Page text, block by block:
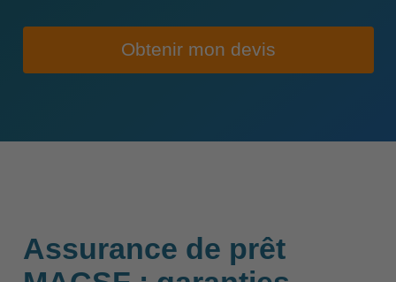
Obtenir mon devis
Assurance de prêt